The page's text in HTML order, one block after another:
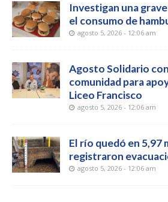
Investigan una
el consumo de
agosto 5, 2026 - 12:06 am
Agosto Solidario
comunidad para
Liceo Francisco
agosto 5, 2026 - 12:06 am
El río quedó en 5,97
registraron
agosto 5, 2026 - 12:06 am